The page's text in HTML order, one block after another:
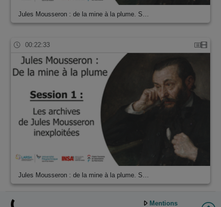
Jules Mousseron : de la mine à la plume. S…
00:22:33
Jules Mousseron : de la mine à la plume. S…
Mentions